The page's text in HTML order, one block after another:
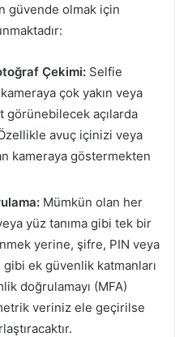
güvende olmak için
Çekimi: Selfie
çok yakın veya
görünebilecek açılarda
avuç içinizi veya
kameraya göstermekten
Mümkün olan her
yüz tanıma gibi tek bir
yerine, şifre, PIN veya
gibi ek güvenlik katmanları
doğrulamayı (MFA)
veriniz ele geçirilse